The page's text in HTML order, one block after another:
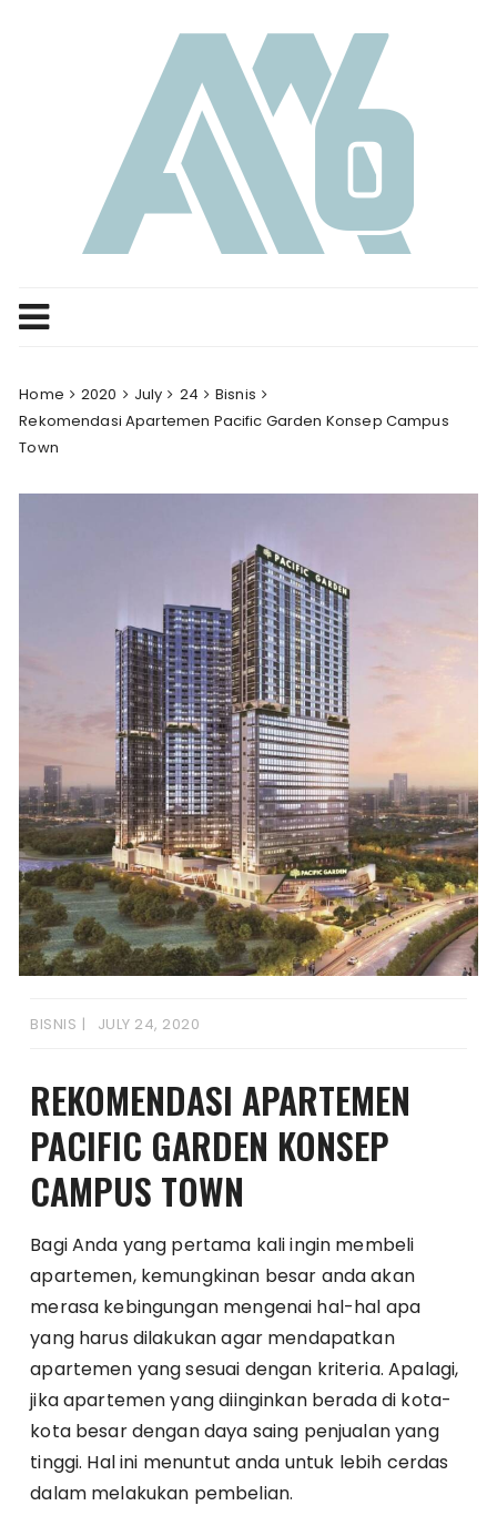
Home 2020 July 24
Bisnis
Rekomendasi Apartemen Pacific Garden Konsep Campus
Town
BISNIS JULY 24, 2020
REKOMENDASI APARTEMEN
PACIFIC GARDEN KONSEP
CAMPUS TOWN
Bagi Anda yang pertama kali ingin membeli
apartemen, kemungkinan besar anda akan
merasa kebingungan mengenai hal-hal apa
yang harus dilakukan agar mendapatkan
apartemen yang sesuai dengan kriteria. Apalagi,
jika apartemen yang diinginkan berada di kota-
kota besar dengan daya saing penjualan yang
tinggi. Hal ini menuntut anda untuk lebih cerdas
dalam melakukan pembelian.